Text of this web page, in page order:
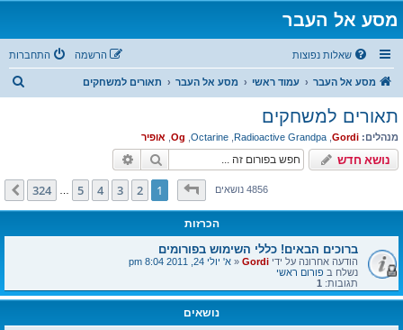
מסע אל העבר
שאלות נפוצות התחברות הרשמה
מסע אל העבר עמוד ראשי מסע אל העבר תאורים למשחקים
ח
תאורים למשחקים
מנהלים: Gordi
,
Radioactive Grandpa
,
Octarine
,
Og
, אופיר
נושא חדש חיפוש
4856 נושאיםדף1מתוך 324
1
2
3
4
5
324 הבא
הכרזות
ברוכים הבאים! כללי השימוש בפורומים
הודעה אחרונה על ידי Gordi
«א' יולי 24, 2011 8:04 pm
נשלח בפורום ראשי
תגובות: 1
נושאים